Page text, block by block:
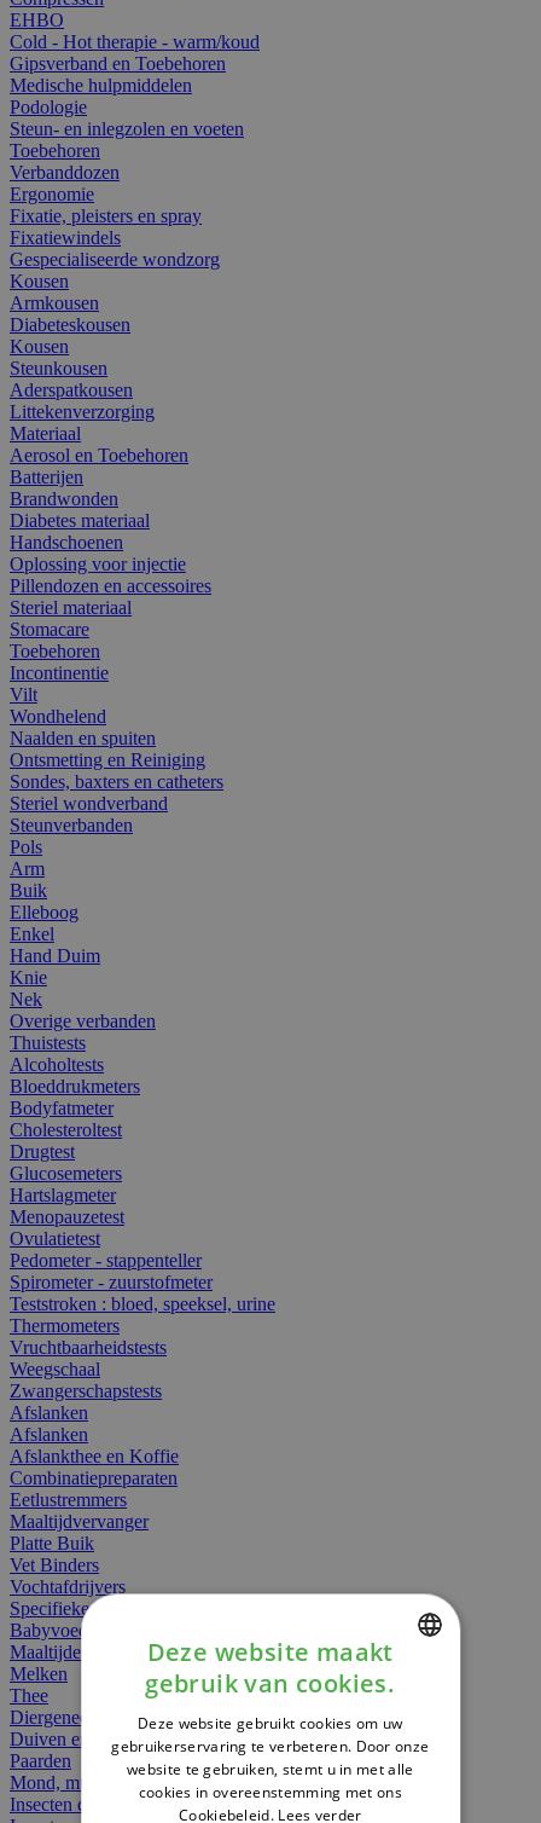
EHBO
Cold - Hot therapie - warm/koud
Gipsverband en Toebehoren
Medische hulpmiddelen
Podologie
Steun- en inlegzolen en voeten
Toebehoren
Verbanddozen
Ergonomie
Fixatie, pleisters en spray
Fixatiewindels
Gespecialiseerde wondzorg
Kousen
Armkousen
Diabeteskousen
Kousen
Steunkousen
Aderspatkousen
Littekenverzorging
Materiaal
Aerosol en Toebehoren
Batterijen
Brandwonden
Diabetes materiaal
Handschoenen
Oplossing voor injectie
Pillendozen en accessoires
Steriel materiaal
Stomacare
Toebehoren
Incontinentie
Vilt
Wondhelend
Naalden en spuiten
Ontsmetting en Reiniging
Sondes, baxters en catheters
Steriel wondverband
Steunverbanden
Pols
Arm
Buik
Elleboog
Enkel
Hand Duim
Knie
Nek
Overige verbanden
Thuistests
Alcoholtests
Bloeddrukmeters
Bodyfatmeter
Cholesteroltest
Drugtest
Glucosemeters
Hartslagmeter
Menopauzetest
Ovulatietest
Pedometer - stappenteller
Spirometer - zuurstofmeter
Teststroken : bloed, speeksel, urine
Thermometers
Vruchtbaarheidstests
Weegschaal
Zwangerschapstests
Afslanken
Afslanken
Afslankthee en Koffie
Combinatiepreparaten
Eetlustremmers
Maaltijdvervanger
Platte Buik
Vet Binders
Vochtafdrijvers
Specifieke Voeding
Babyvoeding
Maaltijden
Melken
Thee
Diergeneesmiddelen
Duiven en vogels
Paarden
Mond, muil of snavel
Insecten dieren
DUTCH
FRENCH
ENGLISH
Deze website maakt
gebruik van cookies.
Deze website gebruikt cookies om uw
gebruikerservaring te verbeteren. Door onze
website te gebruiken, stemt u in met alle
cookies in overeenstemming met ons
Cookiebeleid. Lees verder